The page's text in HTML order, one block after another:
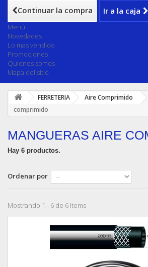
Continuar la compra Ir a la caja
Menú
Novedades
Lo mas vendido
Promociones
Quienes somos
Mapa del sitio
FERRETERIA Aire Comprimido
comprimido
MANGUERAS AIRE
Hay 6 productos.
Ordenar por
Mostrando 1 - 6 de 6 items